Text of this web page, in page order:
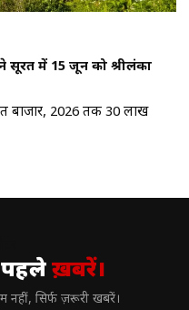
सूरत में 15 जून को श्रीलंका
बाजार, 2026 तक 30 लाख
ख़बरें।
सिर्फ ज़रूरी खबरें।